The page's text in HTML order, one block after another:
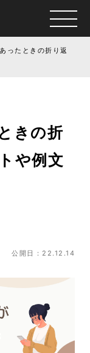
ったときの折り返
きの折
や例文
公開日：22.12.14